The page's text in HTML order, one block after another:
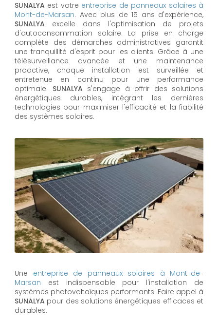
SUNALYA est votre entreprise de panneaux solaires à
Mont-de-Marsan. Avec plus de 15 ans d'expérience,
SUNALYA excelle dans l'optimisation de projets
d'autoconsommation solaire. La prise en charge
complète des démarches administratives garantit
une tranquillité d'esprit pour les clients. Grâce à une
télésurveillance avancée et une maintenance
proactive, chaque installation est surveillée et
entretenue en continu pour une performance
optimale. SUNALYA s'engage à offrir des solutions
énergétiques durables, intégrant les dernières
technologies pour maximiser l'efficacité et la fiabilité
des systèmes solaires.
Une entreprise de panneaux solaires à Mont-de-
Marsan est indispensable pour l'installation de
systèmes photovoltaïques performants. Faire appel à
SUNALYA pour des solutions énergétiques efficaces et
durables.